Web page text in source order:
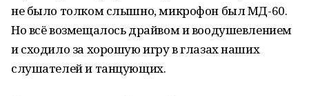
не было толком слышно, микрофон был МД-60.
Но всё возмещалось драйвом и воодушевлением
и сходило за хорошую игру в глазах наших
слушателей и танцующих.